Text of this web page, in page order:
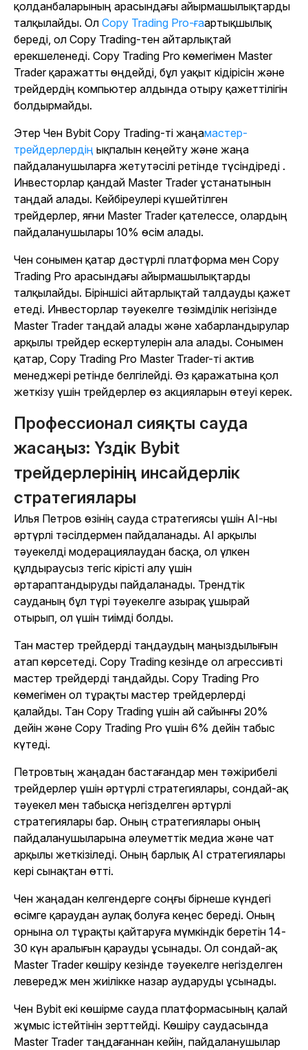
қолданбаларының арасындағы айырмашылықтарды
талқылайды. Ол Copy Trading Pro-ғаартықшылық
береді, ол Copy Trading-тен айтарлықтай
ерекшеленеді. Copy Trading Pro көмегімен Master
Trader қаражатты өңдейді, бұл уақыт кідірісін және
трейдердің компьютер алдында отыру қажеттілігін
болдырмайды.
Этер Чен Bybit Copy Trading-ті жаңамастер-
трейдерлердің ықпалын кеңейту және жаңа
пайдаланушыларға жетутәсілі ретінде түсіндіреді .
Инвесторлар қандай Master Trader ұстанатынын
таңдай алады. Кейбіреулері күшейтілген
трейдерлер, яғни Master Trader қателессе, олардың
пайдаланушылары 10% өсім алады.
Чен сонымен қатар дәстүрлі платформа мен Copy
Trading Pro арасындағы айырмашылықтарды
талқылайды. Біріншісі айтарлықтай талдауды қажет
етеді. Инвесторлар тәуекелге төзімділік негізінде
Master Trader таңдай алады және хабарландырулар
арқылы трейдер ескертулерін ала алады. Сонымен
қатар, Copy Trading Pro Master Trader-ті актив
менеджері ретінде белгілейді. Өз қаражатына қол
жеткізу үшін трейдерлер өз акцияларын өтеуі керек.
Профессионал сияқты сауда
жасаңыз: Үздік Bybit
трейдерлерінің инсайдерлік
стратегиялары
Илья Петров өзінің сауда стратегиясы үшін AI-ны
әртүрлі тәсілдермен пайдаланады. AI арқылы
тәуекелді модерациялаудан басқа, ол үлкен
құлдыраусыз тегіс кірісті алу үшін
әртараптандыруды пайдаланады. Трендтік
сауданың бұл түрі тәуекелге азырақ ұшырай
отырып, ол үшін тиімді болды.
Тан мастер трейдерді таңдаудың маңыздылығын
атап көрсетеді. Copy Trading кезінде ол агрессивті
мастер трейдерді таңдайды. Copy Trading Pro
көмегімен ол тұрақты мастер трейдерлерді
қалайды. Тан Copy Trading үшін ай сайынғы 20%
дейін және Copy Trading Pro үшін 6% дейін табыс
күтеді.
Петровтың жаңадан бастағандар мен тәжірибелі
трейдерлер үшін әртүрлі стратегиялары, сондай-ақ
тәуекел мен табысқа негізделген әртүрлі
стратегиялары бар. Оның стратегиялары оның
пайдаланушыларына әлеуметтік медиа және чат
арқылы жеткізіледі. Оның барлық AI стратегиялары
кері сынақтан өтті.
Чен жаңадан келгендерге соңғы бірнеше күндегі
өсімге қараудан аулақ болуға кеңес береді. Оның
орнына ол тұрақты қайтаруға мүмкіндік беретін 14-
30 күн аралығын қарауды ұсынады. Ол сондай-ақ
Master Trader көшіру кезінде тәуекелге негізделген
левередж мен жиілікке назар аударуды ұсынады.
Чен Bybit екі көшірме сауда платформасының қалай
жұмыс істейтінін зерттейді. Көшіру саудасында
Master Trader таңдағаннан кейін, пайдаланушылар